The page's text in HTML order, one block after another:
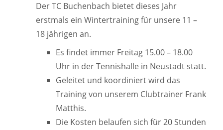
Der TC Buchenbach bietet dieses Jahr
erstmals ein Wintertraining für unsere 11 –
18 jährigen an.
Es findet immer Freitag 15.00 – 18.00
Uhr in der Tennishalle in Neustadt statt.
Geleitet und koordiniert wird das
Training von unserem Clubtrainer Frank
Matthis.
Die Kosten belaufen sich für 20 Stunden